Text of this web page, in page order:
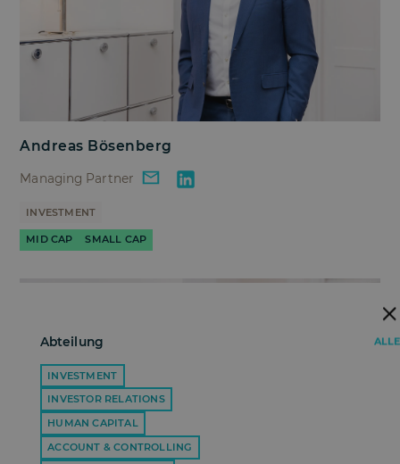
Abteilung ALLE
INVESTMENT
INVESTOR RELATIONS
HUMAN CAPITAL
ACCOUNT & CONTROLLING
Andreas Bösenberg
Managing Partner
INVESTMENT
MID CAP SMALL CAP